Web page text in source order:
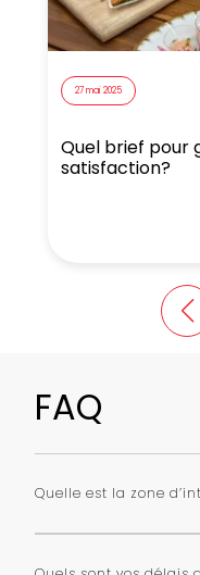
27 mai 2025
Quel brief pour
satisfaction?
FAQ
Quelle est la zone
de tarifs. Nous